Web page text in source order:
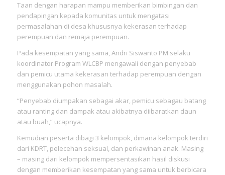
Taan dengan harapan mampu memberikan bimbingan dan
pendapingan kepada komunitas untuk mengatasi
permasalahan di desa khususnya kekerasan terhadap
perempuan dan remaja perempuan.
Pada kesempatan yang sama, Andri Siswanto PM selaku
koordinator Program WLCBP mengawali dengan penyebab
dan pemicu utama kekerasan terhadap perempuan dengan
menggunakan pohon masalah.
“Penyebab diumpakan sebagai akar, pemicu sebagau batang
atau ranting dan dampak atau akibatnya diibaratkan daun
atau buah,” ucapnya.
Kemudian peserta dibagi 3 kelompok, dimana kelompok terdiri
dari KDRT, pelecehan seksual, dan perkawinan anak. Masing
– masing dari kelompok mempersentasikan hasil diskusi
dengan memberikan kesempatan yang sama untuk berbicara